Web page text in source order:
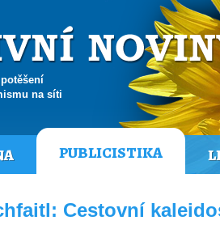
na síti
PUBLICISTIKA
Cestovní